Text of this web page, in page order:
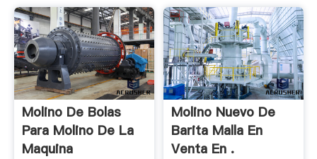
Molino De Bolas
Para Molino De La
Maquina
Molino Nuevo De
Barita Malla En
Venta En .